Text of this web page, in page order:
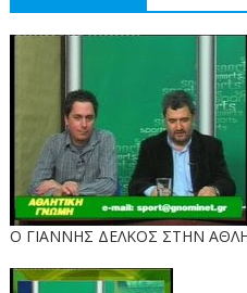
Ο ΓΙΑΝΝΗΣ ΔΕΛΚΟΣ ΣΤΗΝ